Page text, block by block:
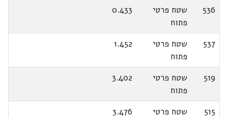
536
שטח פרטי
פתוח
0.433
537
שטח פרטי
פתוח
1.452
519
שטח פרטי
פתוח
3.402
515
שטח פרטי
3.476